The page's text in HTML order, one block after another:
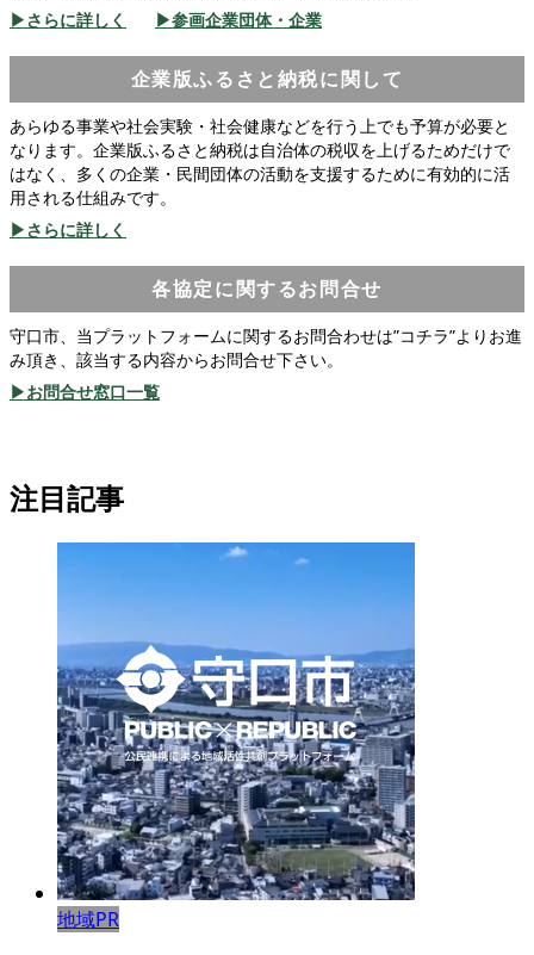
▶さらに詳しく
▶参画企業団体・企業
企業版ふるさと納税に関して
あらゆる事業や社会実験・社会健康などを行う上でも予算が必要と
なります。企業版ふるさと納税は自治体の税収を上げるためだけで
はなく、多くの企業・民間団体の活動を支援するために有効的に活
用される仕組みです。
▶さらに詳しく
各協定に関するお問合せ
守口市、当プラットフォームに関するお問合わせは”コチラ”よりお進
み頂き、該当する内容からお問合せ下さい。
▶お問合せ窓口一覧
注目記事
地域PR